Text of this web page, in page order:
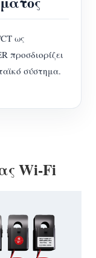
ως
προσδιορίζει
σύστημα.
Wi-Fi